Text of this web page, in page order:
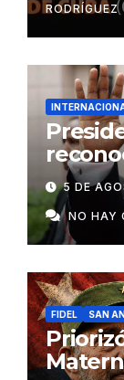
RODRÍGUEZ
5 DE
NO HAY
FIDEL SAN